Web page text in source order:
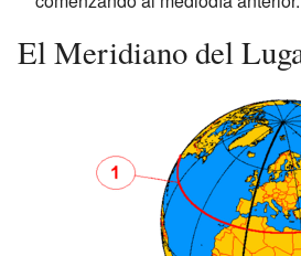
El Meridiano del